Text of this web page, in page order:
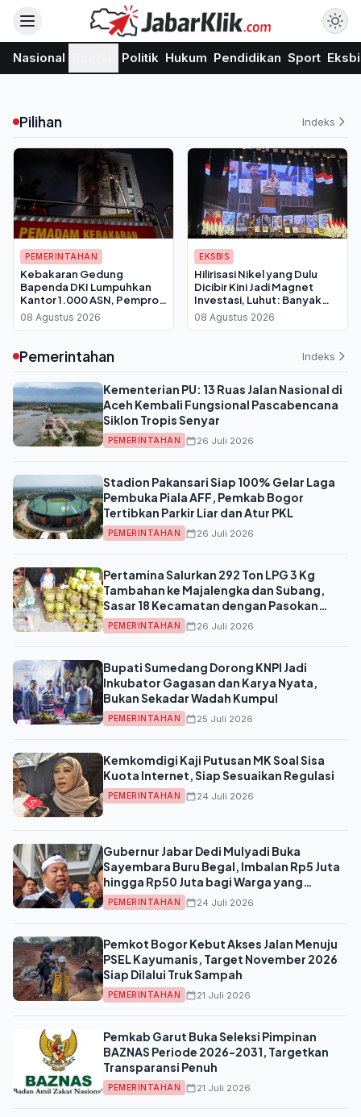
Nasional Politik Hukum Pendidikan Sport
Pilihan Indeks
PEMERINTAHAN
Kebakaran Gedung
Bapenda DKI Lumpuhkan
Kantor 1.000 ASN, Pemprov
Berlakukan WFH Bergantian
08 Agustus 2026
EKSBIS
Hilirisasi Nikel yang Dulu
Dicibir Kini Jadi Magnet
Investasi, Luhut: Banyak
yang Antre Temui Bahlil
08 Agustus 2026
Pemerintahan Indeks
Kementerian PU: 13 Ruas Jalan Nasional di
Aceh Kembali Fungsional Pascabencana
Siklon Tropis Senyar
PEMERINTAHAN 26 Juli 2026
Stadion Pakansari Siap 100% Gelar Laga
Pembuka Piala AFF, Pemkab Bogor
Tertibkan Parkir Liar dan Atur PKL
PEMERINTAHAN 26 Juli 2026
Pertamina Salurkan 292 Ton LPG 3 Kg
Tambahan ke Majalengka dan Subang,
Sasar 18 Kecamatan dengan Pasokan
Ekstra
PEMERINTAHAN 26 Juli 2026
Bupati Sumedang Dorong KNPI Jadi
Inkubator Gagasan dan Karya Nyata,
Bukan Sekadar Wadah Kumpul
PEMERINTAHAN 25 Juli 2026
Kemkomdigi Kaji Putusan MK Soal Sisa
Kuota Internet, Siap Sesuaikan Regulasi
PEMERINTAHAN 24 Juli 2026
Gubernur Jabar Dedi Mulyadi Buka
Sayembara Buru Begal, Imbalan Rp5 Juta
hingga Rp50 Juta bagi Warga yang
Tangkap Pelaku Hidup
PEMERINTAHAN 24 Juli 2026
Pemkot Bogor Kebut Akses Jalan Menuju
PSEL Kayumanis, Target November 2026
Siap Dilalui Truk Sampah
PEMERINTAHAN 21 Juli 2026
Pemkab Garut Buka Seleksi Pimpinan
BAZNAS Periode 2026-2031, Targetkan
Transparansi Penuh
PEMERINTAHAN 21 Juli 2026